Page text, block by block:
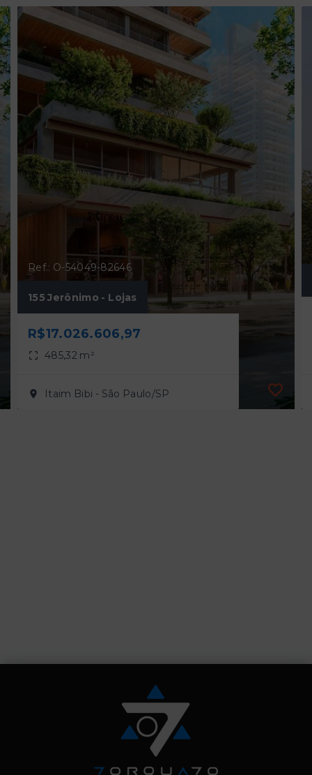
Ref.: O-54049-82646
155 Jerônimo - Lojas
R$17.026.606,97
485,32 m²
Itaim Bibi - São Paulo/SP